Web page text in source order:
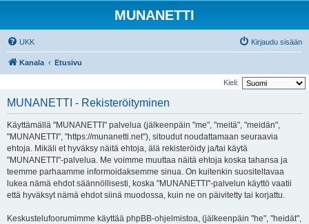
MUNANETTI
UKK Kirjaudu sisään
Kanala Etusivu
Kieli:
MUNANETTI - Rekisteröityminen
Käyttämällä "MUNANETTI" palvelua (jälkeenpäin "me", "meitä", "meidän",
"MUNANETTI", "https://munanetti.net"), sitoudut noudattamaan seuraavia
ehtoja. Mikäli et hyväksy näitä ehtoja, älä rekisteröidy ja/tai käytä
"MUNANETTI"-palvelua. Me voimme muuttaa näitä ehtoja koska tahansa ja
teemme parhaamme informoidaksemme sinua. On kuitenkin suositeltavaa
lukea nämä ehdot säännöllisesti, koska "MUNANETTI"-palvelun käyttö vaatii
että hyväksyt nämä ehdot siinä muodossa, kuin ne on päivitetty tai korjattu.
Keskustelufoorumimme käyttää phpBB-ohjelmistoa, (jälkeenpäin "he", "heidät",